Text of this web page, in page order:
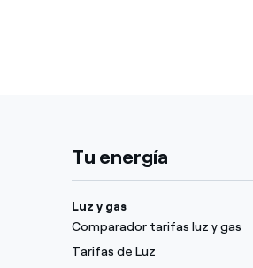
Tu energía
Luz y gas
Comparador tarifas luz y gas
Tarifas de Luz